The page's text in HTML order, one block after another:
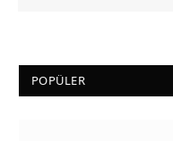
POPÜLER